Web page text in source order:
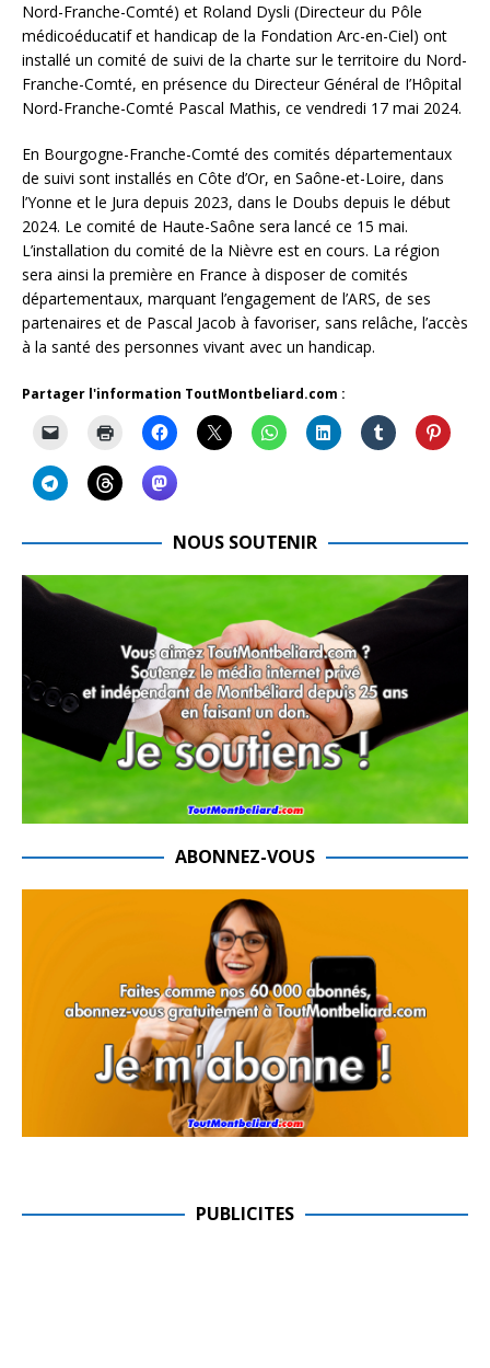
Nord-Franche-Comté) et Roland Dysli (Directeur du Pôle
médicoéducatif et handicap de la Fondation Arc-en-Ciel) ont
installé un comité de suivi de la charte sur le territoire du Nord-
Franche-Comté, en présence du Directeur Général de I’Hôpital
Nord-Franche-Comté Pascal Mathis, ce vendredi 17 mai 2024.
En Bourgogne-Franche-Comté des comités départementaux
de suivi sont installés en Côte d’Or, en Saône-et-Loire, dans
l’Yonne et le Jura depuis 2023, dans le Doubs depuis le début
2024. Le comité de Haute-Saône sera lancé ce 15 mai.
L’installation du comité de la Nièvre est en cours. La région
sera ainsi la première en France à disposer de comités
départementaux, marquant l’engagement de l’ARS, de ses
partenaires et de Pascal Jacob à favoriser, sans relâche, l’accès
à la santé des personnes vivant avec un handicap.
Partager l'information ToutMontbeliard.com :
NOUS SOUTENIR
ABONNEZ-VOUS
PUBLICITES